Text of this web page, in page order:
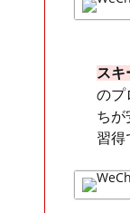
スキ
のプ
ちが
習得